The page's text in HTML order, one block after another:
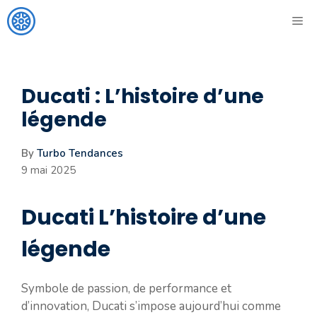
Aller
au
Ducati : L’histoire d’une
légende
By Turbo Tendances
9 mai 2025
Ducati L’histoire d’une
légende
Symbole de passion, de performance et
d’innovation, Ducati s’impose aujourd’hui comme